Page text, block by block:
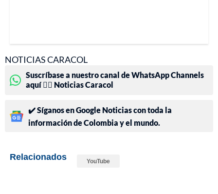
NOTICIAS CARACOL
Suscríbase a nuestro canal de WhatsApp Channels
aquí 👉🏻 Noticias Caracol
✔️ Síganos en Google Noticias con toda la
información de Colombia y el mundo.
Relacionados YouTube